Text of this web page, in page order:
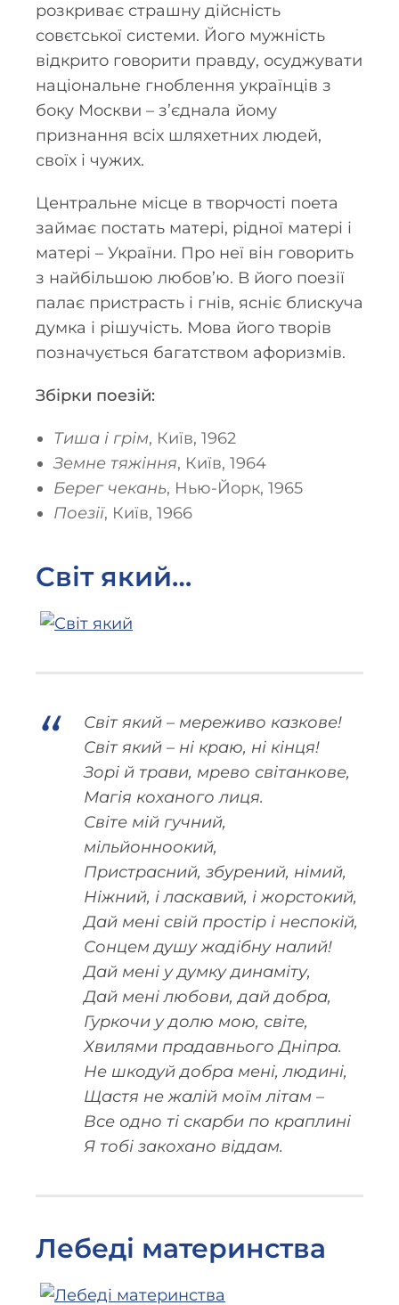
розкриває страшну дійсність
совєтської системи. Його мужність
відкрито говорити правду, осуджувати
національне гноблення українців з
боку Москви – з’єднала йому
признання всіх шляхетних людей,
своїх і чужих.
Центральне місце в творчості поета
займає постать матері, рідної матері і
матері – України. Про неї він говорить
з найбільшою любов’ю. В його поезії
палає пристрасть і гнів, ясніє блискуча
думка і рішучість. Мова його творів
позначується багатством афоризмів.
Збірки поезій:
Тиша і грім, Київ, 1962
Земне тяжіння, Київ, 1964
Берег чекань, Нью-Йорк, 1965
Поезії, Київ, 1966
Світ який…
Світ який – мереживо казкове!
Світ який – ні краю, ні кінця!
Зорі й трави, мрево світанкове,
Магія коханого лиця.
Світе мій гучний,
мільйонноокий,
Пристрасний, збурений, німий,
Ніжний, і ласкавий, і жорстокий,
Дай мені свій простір і неспокій,
Сонцем душу жадібну налий!
Дай мені у думку динаміту,
Дай мені любови, дай добра,
Гуркочи у долю мою, світе,
Хвилями прадавнього Дніпра.
Не шкодуй добра мені, людині,
Щастя не жалій моїм літам –
Все одно ті скарби по краплині
Я тобі закохано віддам.
Лебеді материнства